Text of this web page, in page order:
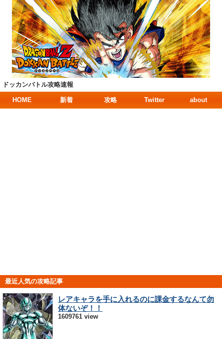
ドッカンバトル攻略速報
HOME 新着 攻略 Twitter about
最近人気の攻略記事
レアキャラを手に入れるのに課金するなんて勿
体ないぞ！！
1609761 view